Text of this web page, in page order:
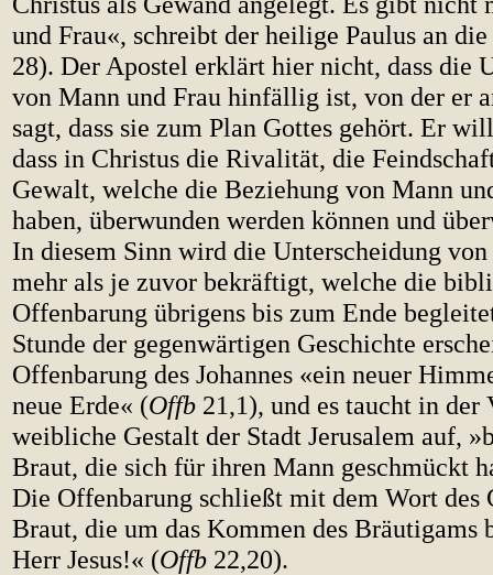
und Frau«, schreibt der heilige Paulus an
28). Der Apostel erklärt hier nicht, dass die
von Mann und Frau hinfällig ist, von der er
sagt, dass sie zum Plan Gottes gehört. Er
dass in Christus die Rivalität, die
Gewalt, welche die Beziehung von Mann
haben, überwunden werden können und
In diesem Sinn wird die Unterscheidung
mehr als je zuvor bekräftigt, welche die
Offenbarung übrigens bis zum Ende
Stunde der gegenwärtigen Geschichte
Offenbarung des Johannes «ein neuer
neue Erde« (Offb 21,1), und es taucht in der
weibliche Gestalt der Stadt Jerusalem auf,
Braut, die sich für ihren Mann geschmückt
Die Offenbarung schließt mit dem Wort des
Braut, die um das Kommen des Bräutigams
Herr Jesus!« (Offb 22,20).